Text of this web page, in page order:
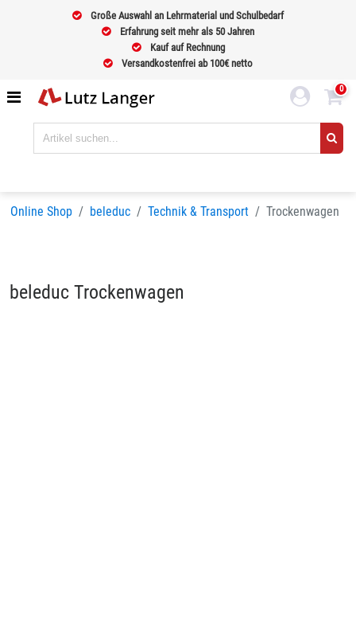
Große Auswahl an Lehrmaterial und Schulbedarf
Erfahrung seit mehr als 50 Jahren
Kauf auf Rechnung
Versandkostenfrei ab 100€ netto
0
Online Shop beleduc Technik & Transport Trockenwagen
beleduc Trockenwagen